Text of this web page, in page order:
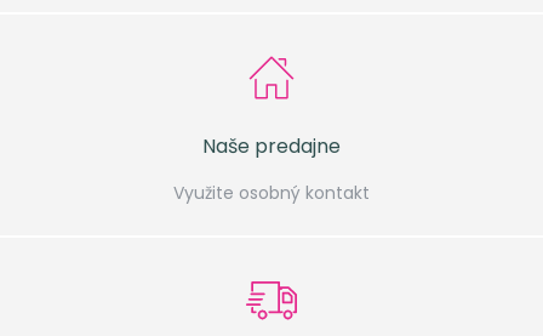
Naše predajne
Využite osobný kontakt